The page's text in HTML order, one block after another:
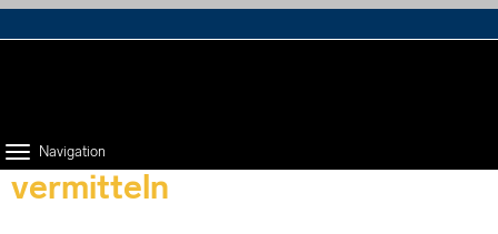
Navigation
vermitteln